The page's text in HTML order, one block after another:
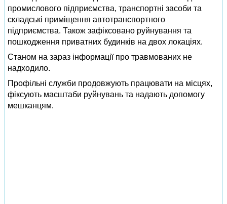
промислового підприємства, транспортні засоби та
складські приміщення автотранспортного
підприємства. Також зафіксовано руйнування та
пошкодження приватних будинків на двох локаціях.
Станом на зараз інформації про травмованих не
надходило.
Профільні служби продовжують працювати на місцях,
фіксують масштаби руйнувань та надають допомогу
мешканцям.